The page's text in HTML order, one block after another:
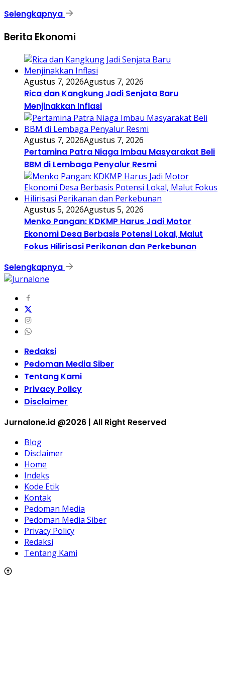
Selengkapnya
Berita Ekonomi
Agustus 7, 2026Agustus 7, 2026
Rica dan Kangkung Jadi Senjata Baru
Menjinakkan Inflasi
Agustus 7, 2026Agustus 7, 2026
Pertamina Patra Niaga Imbau Masyarakat Beli
BBM di Lembaga Penyalur Resmi
Agustus 5, 2026Agustus 5, 2026
Menko Pangan: KDKMP Harus Jadi Motor
Ekonomi Desa Berbasis Potensi Lokal, Malut
Fokus Hilirisasi Perikanan dan Perkebunan
Selengkapnya
Redaksi
Pedoman Media Siber
Tentang Kami
Privacy Policy
Disclaimer
Jurnalone.id @2026 | All Right Reserved
Blog
Disclaimer
Home
Indeks
Kode Etik
Kontak
Pedoman Media
Pedoman Media Siber
Privacy Policy
Redaksi
Tentang Kami